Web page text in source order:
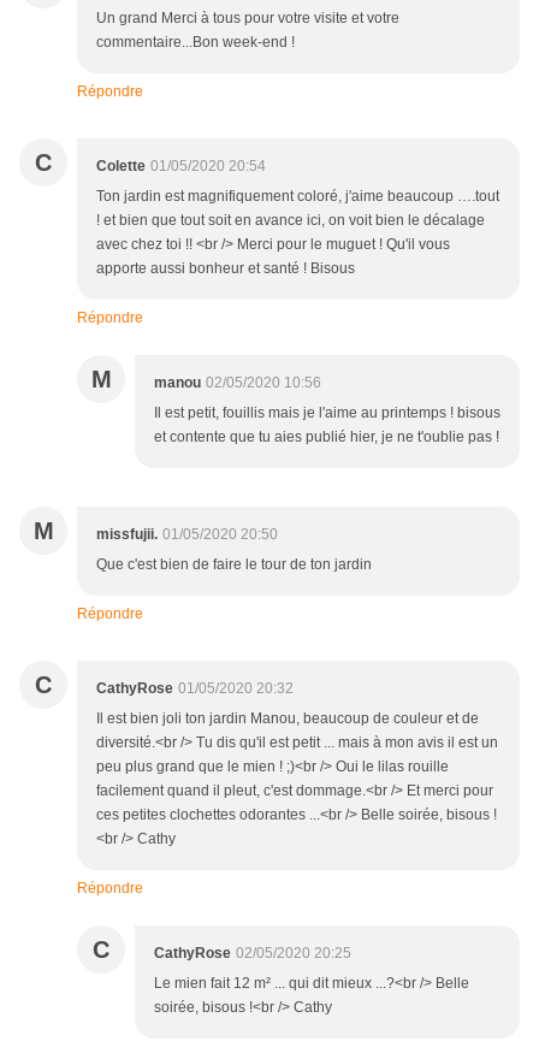
Un grand Merci à tous pour votre visite et votre
commentaire...Bon week-end !
Répondre
C Colette 01/05/2020 20:54
Ton jardin est magnifiquement coloré, j'aime beaucoup ….tout
! et bien que tout soit en avance ici, on voit bien le décalage
avec chez toi !! <br /> Merci pour le muguet ! Qu'il vous
apporte aussi bonheur et santé ! Bisous
Répondre
M manou 02/05/2020 10:56
Il est petit, fouillis mais je l'aime au printemps ! bisous
et contente que tu aies publié hier, je ne t'oublie pas !
M missfujii. 01/05/2020 20:50
Que c'est bien de faire le tour de ton jardin
Répondre
C CathyRose 01/05/2020 20:32
Il est bien joli ton jardin Manou, beaucoup de couleur et de
diversité.<br /> Tu dis qu'il est petit ... mais à mon avis il est un
peu plus grand que le mien ! ;)<br /> Oui le lilas rouille
facilement quand il pleut, c'est dommage.<br /> Et merci pour
ces petites clochettes odorantes ...<br /> Belle soirée, bisous !
<br /> Cathy
Répondre
C CathyRose 02/05/2020 20:25
Le mien fait 12 m² ... qui dit mieux ...?<br /> Belle
soirée, bisous !<br /> Cathy